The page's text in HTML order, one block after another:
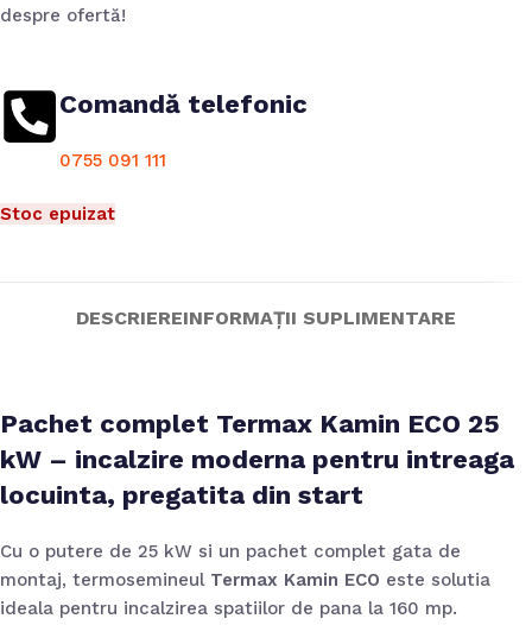
despre ofertă!
Comandă telefonic
0755 091 111
Stoc epuizat
DESCRIEREINFORMAȚII SUPLIMENTARE
Pachet complet Termax Kamin ECO 25
kW – incalzire moderna pentru intreaga
locuinta, pregatita din start
Cu o putere de 25 kW si un pachet complet gata de
montaj, termosemineul Termax Kamin ECO este solutia
ideala pentru incalzirea spatiilor de pana la 160 mp.